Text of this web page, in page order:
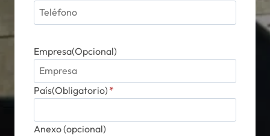
Empresa(Opcional)
País(Obligatorio) *
Anexo (opcional)